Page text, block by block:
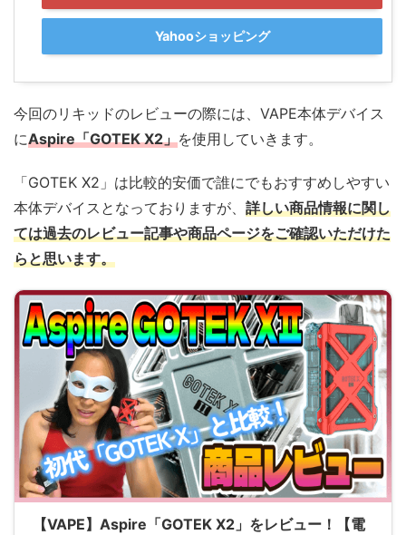
Yahooショッピング
今回のリキッドのレビューの際には、VAPE本体デバイス
にAspire「GOTEK X2」を使用していきます。
「GOTEK X2」は比較的安価で誰にでもおすすめしやすい
本体デバイスとなっておりますが、 詳しい商品情報に関し
ては過去のレビュー記事や商品ページをご確認いただけた
らと思います。
【VAPE】Aspire「GOTEK X2」をレビュー！【電